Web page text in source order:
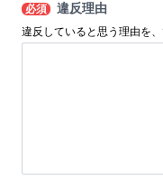
必須 違反理由
違反していると思う理由を